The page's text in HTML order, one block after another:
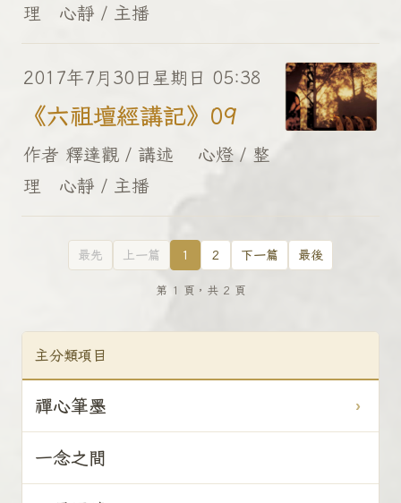
主分類項目
禪心筆墨
一念之間
理 心靜 / 主播
2017年7月30日星期日 05:38
《六祖壇經講記》09
作者 釋達觀 / 講述 心燈 / 整
理 心靜 / 主播
最先 上一篇 1 2 下一篇 最後
第 1 頁，共 2 頁